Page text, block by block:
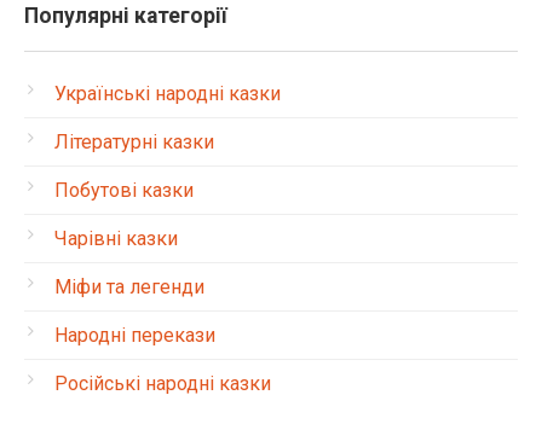
Популярні категорії
Українські народні казки
Літературні казки
Побутові казки
Чарівні казки
Міфи та легенди
Народні перекази
Російські народні казки